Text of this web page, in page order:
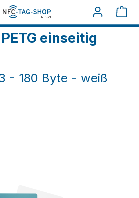
NFC Schilder
einseitig
- 180 Byte - weiß